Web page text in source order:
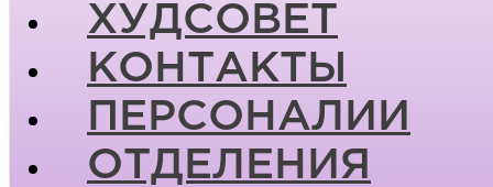
ХУДСОВЕТ
КОНТАКТЫ
ПЕРСОНАЛИИ
ОТДЕЛЕНИЯ